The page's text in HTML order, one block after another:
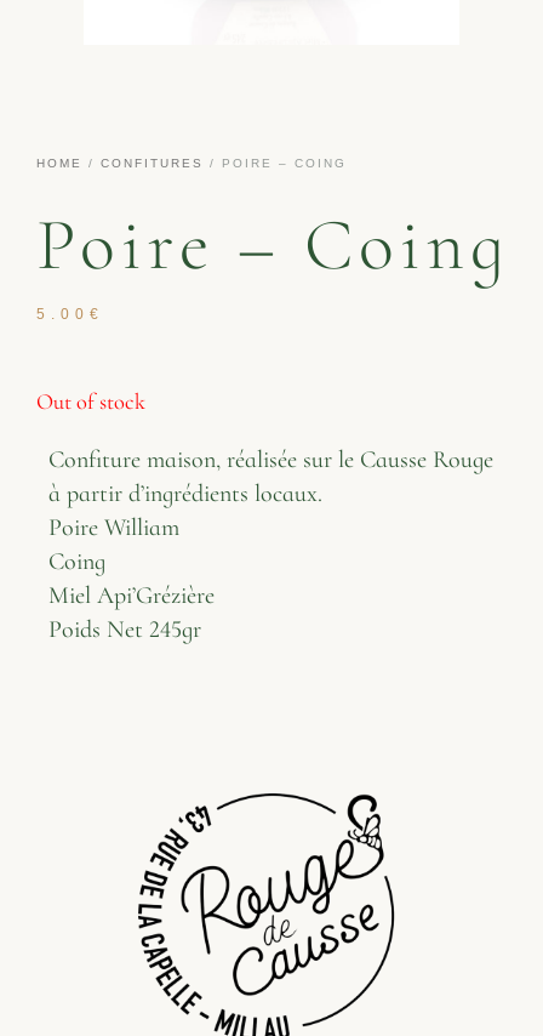
HOME / CONFITURES / POIRE – COING
Poire – Coing
5.00 €
Out of stock
Confiture maison, réalisée sur le Causse Rouge
à partir d’ingrédients locaux.
Poire William
Coing
Miel Api’Grézière
Poids Net 245gr